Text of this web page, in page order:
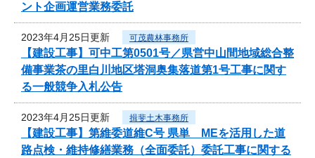
ント企画運営業務委託
2023年4月25日更新 可茂農林事務所
【建設工事】可中工第0501号／県営中山間地域総合整
備事業茶の里白川地区塔洞奥集落道第1号工事に関す
る一般競争入札公告
2023年4月25日更新 揖斐土木事務所
【建設工事】第維委道維C号 県単 MEを活用した道
路点検・維持修繕業務（全面委託）委託工事に関する